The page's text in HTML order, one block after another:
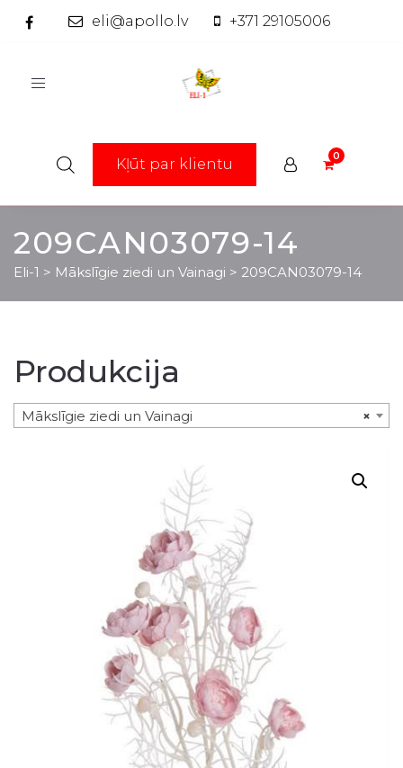
eli@apollo.lv +371 29105006
Toggle
Kļūt par klientu
209CAN03079-14
Eli-1 > Mākslīgie ziedi un Vainagi > 209CAN03079-14
Produkcija
×
Mākslīgie ziedi un Vainagi